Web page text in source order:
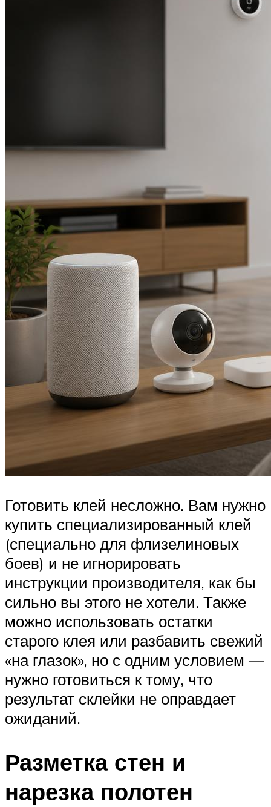
Готовить клей несложно. Вам нужно
купить специализированный клей
(специально для флизелиновых
боев) и не игнорировать
инструкции производителя, как бы
сильно вы этого не хотели. Также
можно использовать остатки
старого клея или разбавить свежий
«на глазок», но с одним условием —
нужно готовиться к тому, что
результат склейки не оправдает
ожиданий.
Разметка стен и
нарезка полотен